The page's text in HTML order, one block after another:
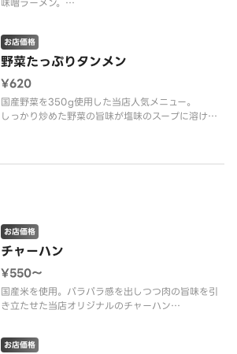
楽しみください。
野菜たっぷりタンメン
お店価格
¥620
国産野菜を350g使用した当店人気メニュー。
しっかり炒めた野菜の旨味が塩味のスープに溶け込
チャーハン
お店価格
¥550〜
国産米を使用。パラパラ感を出しつつ肉の旨味を引
き立たせた当店オリジナルのチャーハン
お店価格